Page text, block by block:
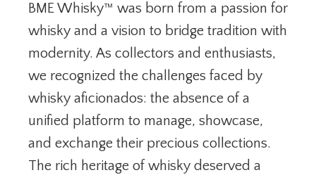
BME Whisky™ was born from a passion for
whisky and a vision to bridge tradition with
modernity. As collectors and enthusiasts,
we recognized the challenges faced by
whisky aficionados: the absence of a
unified platform to manage, showcase,
and exchange their precious collections.
The rich heritage of whisky deserved a